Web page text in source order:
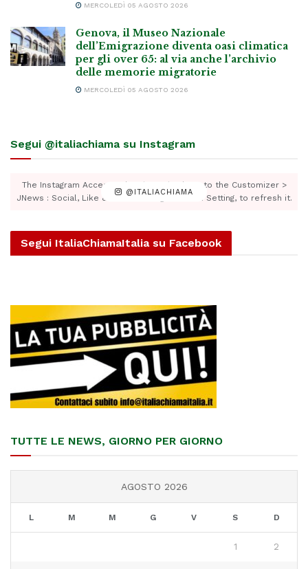
MERCOLEDÌ 05 AGOSTO 2026
Genova, il Museo Nazionale
dell’Emigrazione diventa oasi climatica
per gli over 65: al via anche l’archivio
delle memorie migratorie
MERCOLEDÌ 05 AGOSTO 2026
Segui @italiachiama su Instagram
@ITALIACHIAMA
The Instagram Access Token is expired, Go to the Customizer >
JNews : Social, Like & View > Instagram Feed Setting, to refresh it.
Segui ItaliaChiamaItalia su Facebook
TUTTE LE NEWS, GIORNO PER GIORNO
AGOSTO 2026
L M M G V S D
1 2